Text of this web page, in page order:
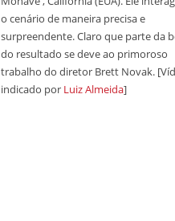
o cenário de maneira precisa e
surpreendente. Claro que parte da
do resultado se deve ao primoroso
trabalho do diretor Brett Novak.
indicado por Luiz Almeida]